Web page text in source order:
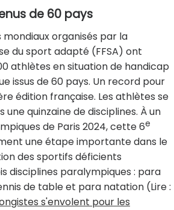
de 60 pays
mondiaux organisés par la
du sport adapté (FFSA) ont
athlètes en situation de handicap
issus de 60 pays. Un record pour
édition française. Les athlètes se
quinzaine de disciplines. À un
de Paris 2024, cette 6e
une étape importante dans le
des sportifs déficients
disciplines paralympiques : para
de table et para natation (Lire :
s'envolent pour les